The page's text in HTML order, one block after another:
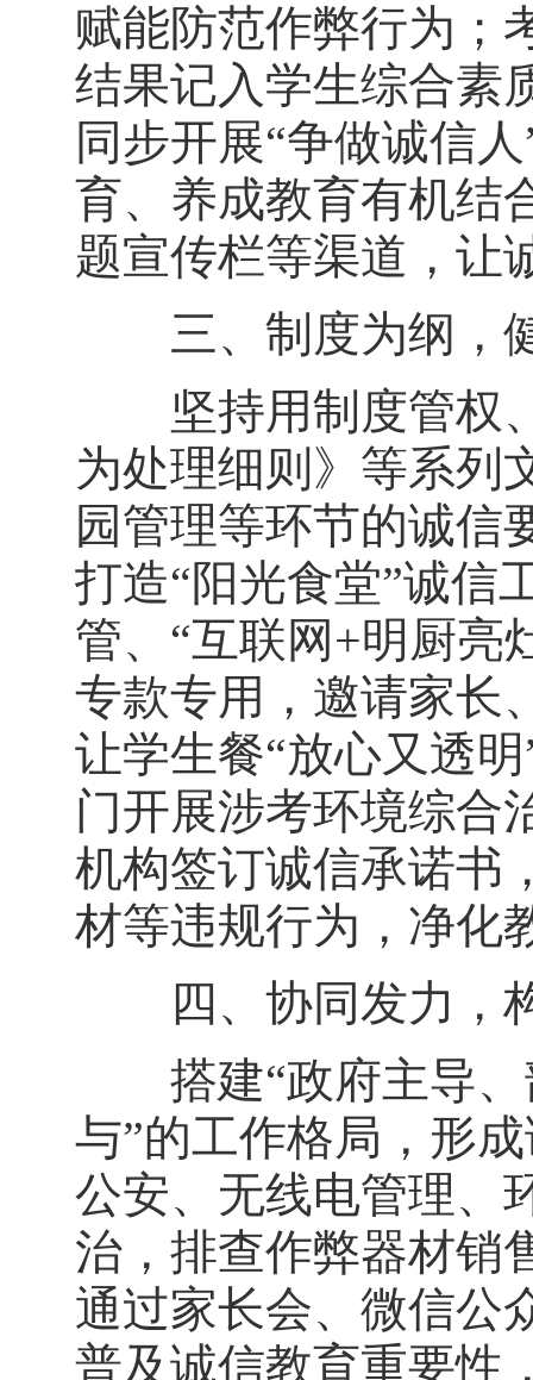
赋能防范作弊行为；
结果记入学生综合素
同步开展“争做诚信
育、养成教育有机结
题宣传栏等渠道，让
三、制度为纲，
坚持用制度管权、
为处理细则》等系列
园管理等环节的诚信
打造“阳光食堂”诚信
管、“互联网+明厨亮
专款专用，邀请家长
让学生餐“放心又透
门开展涉考环境综合
机构签订诚信承诺书
材等违规行为，净化
四、协同发力，
搭建“政府主导、
与”的工作格局，形
公安、无线电管理、
治，排查作弊器材销
通过家长会、微信公
普及诚信教育重要性